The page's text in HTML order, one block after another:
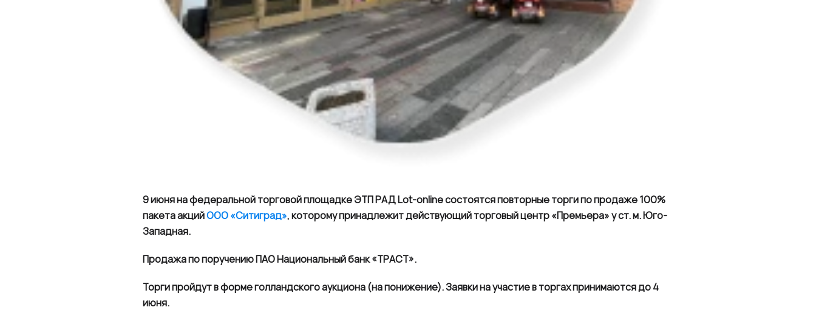
9 июня на федеральной торговой площадке ЭТП РАДLot-onlineсостоятся повторные торги по продаже100%
пакета акцийООО «Ситиград», которому принадлежитдействующий торговый центр «Премьера»у ст. м. Юго-
Западная.
Продажа по поручению ПАО Национальный банк «ТРАСТ».
Торги пройдут в форме голландского аукциона (на понижение). Заявки на участие в торгах принимаются до 4
июня.